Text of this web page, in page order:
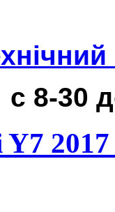
с 8-30